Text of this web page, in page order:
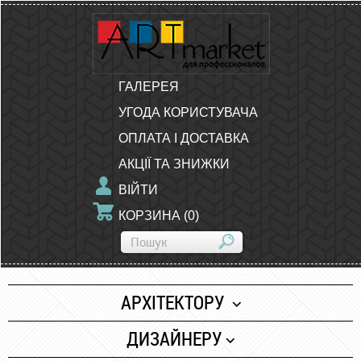
ГАЛЕРЕЯ
УГОДА КОРИСТУВАЧА
ОПЛАТА І ДОСТАВКА
АКЦІЇ ТА ЗНИЖКИ
ВІЙТИ
КОРЗИНА (0)
АРХІТЕКТОРУ
Папір
ДИЗАЙНЕРУ